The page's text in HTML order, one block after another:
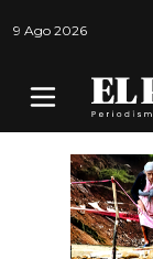
9 Ago 2026